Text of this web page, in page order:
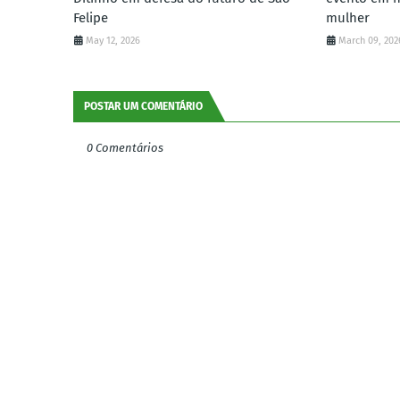
Felipe
May 12, 2026
mulher
March 09,
POSTAR UM COMENTÁRIO
0 Comentários